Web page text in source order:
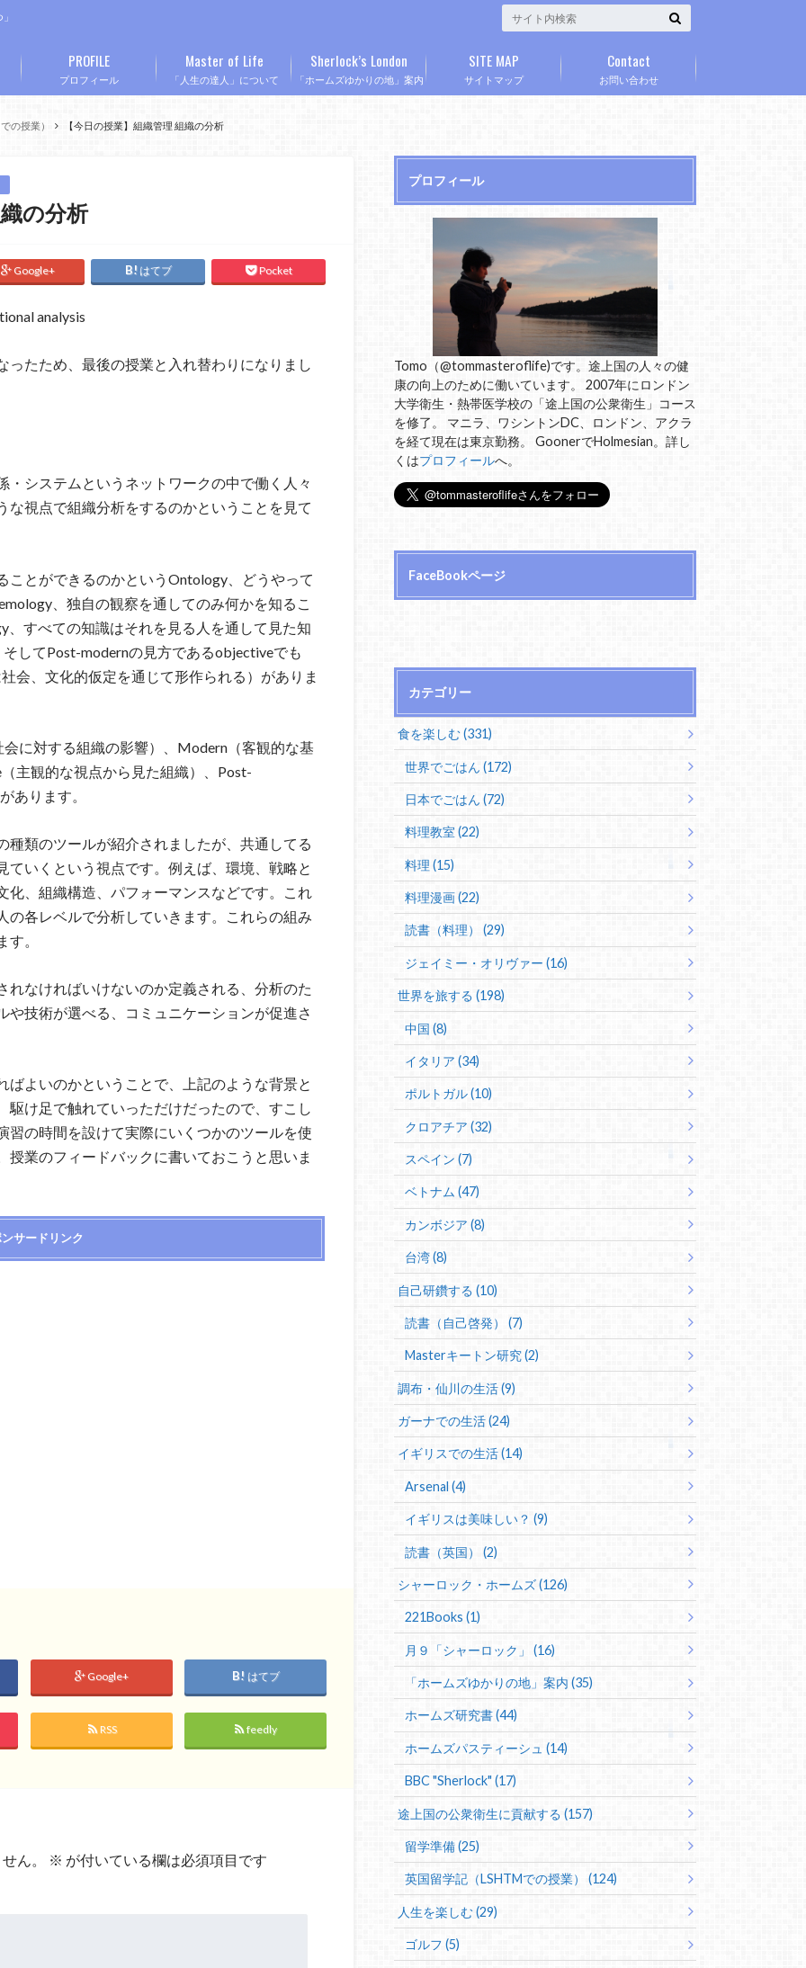
プロフィール
PROFILE
「人生の達人」について
Master of Life
「ホームズゆかりの地」案内
Sherlock’s London
サイトマップ
SITE MAP
お問い合わせ
Contact
の授業） 【今日の授業】組織管理 組織の分析
の分析
Google+ はてブ Pocket
analysis
たため、最後の授業と入れ替わりになりまし
システムというネットワークの中で働く人々
視点で組織分析をするのかということを見て
ことができるのかというOntology、どうやって
、独自の観察を通してのみ何かを知るこ
すべての知識はそれを見る人を通して見た知
してPost-modernの見方であるobjectiveでも
会、文化的仮定を通じて形作られる）がありま
に対する組織の影響）、Modern（客観的な基
主観的な視点から見た組織）、Post-
あります。
類のツールが紹介されましたが、共通してる
いくという視点です。例えば、環境、戦略と
化、組織構造、パフォーマンスなどです。これ
の各レベルで分析していきます。これらの組み
。
なければいけないのか定義される、分析のた
技術が選べる、コミュニケーションが促進さ
よいのかということで、上記のような背景と
け足で触れていっただけだったので、すこし
習の時間を設けて実際にいくつかのツールを使
業のフィードバックに書いておこうと思いま
サードリンク
Google+ はてブ
RSS feedly
ん。 ※ が付いている欄は必須項目です
プロフィール
Tomo（@tommasteroflife)です。途上国の人々の健
康の向上のために働いています。 2007年にロンドン
大学衛生・熱帯医学校の「途上国の公衆衛生」コース
を修了。 マニラ、ワシントンDC、ロンドン、アクラ
を経て現在は東京勤務。 GoonerでHolmesian。詳し
くはプロフィールへ。
FaceBookページ
カテゴリー
食を楽しむ (331)
世界でごはん (172)
日本でごはん (72)
料理教室 (22)
料理 (15)
料理漫画 (22)
読書（料理） (29)
ジェイミー・オリヴァー (16)
世界を旅する (198)
中国 (8)
イタリア (34)
ポルトガル (10)
クロアチア (32)
スペイン (7)
ベトナム (47)
カンボジア (8)
台湾 (8)
自己研鑽する (10)
読書（自己啓発） (7)
Masterキートン研究 (2)
調布・仙川の生活 (9)
ガーナでの生活 (24)
イギリスでの生活 (14)
Arsenal (4)
イギリスは美味しい？ (9)
読書（英国） (2)
シャーロック・ホームズ (126)
221Books (1)
月９「シャーロック」 (16)
「ホームズゆかりの地」案内 (35)
ホームズ研究書 (44)
ホームズパスティーシュ (14)
BBC "Sherlock" (17)
途上国の公衆衛生に貢献する (157)
留学準備 (25)
英国留学記（LSHTMでの授業） (124)
人生を楽しむ (29)
ゴルフ (5)